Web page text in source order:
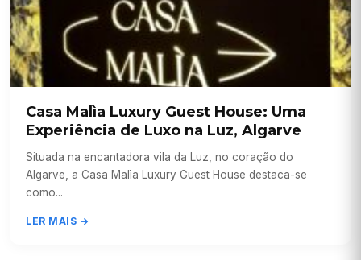
Casa Malìa Luxury Guest House: Uma
Experiência de Luxo na Luz, Algarve
Situada na encantadora vila da Luz, no coração do
Algarve, a Casa Malìa Luxury Guest House destaca-se
como...
LER MAIS →